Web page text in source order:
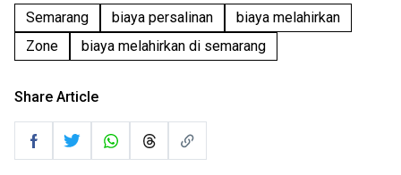
Semarang biaya persalinan
biaya melahirkan
Zone
biaya melahirkan di semarang
Share Article